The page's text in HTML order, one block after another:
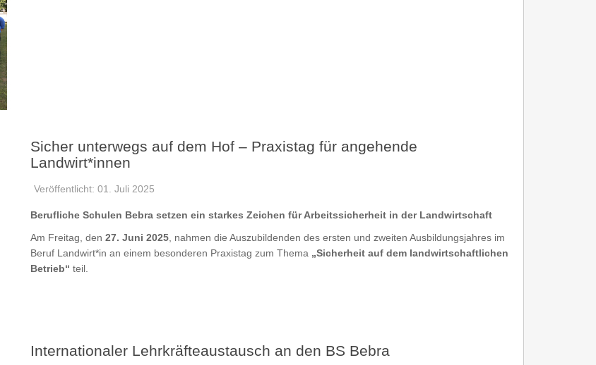
Sicher unterwegs auf dem Hof – Praxistag für angehende
Landwirt*innen
Veröffentlicht: 01. Juli 2025
Berufliche Schulen Bebra setzen ein starkes Zeichen für Arbeitssicherheit in der Landwirtschaft
Am Freitag, den 27. Juni 2025 , nahmen die Auszubildenden des ersten und zweiten Ausbildungsjahres im
Beruf Landwirt*in an einem besonderen Praxistag zum Thema „Sicherheit auf dem landwirtschaftlichen
Betrieb“ teil.
Internationaler Lehrkräfteaustausch an den BS Bebra